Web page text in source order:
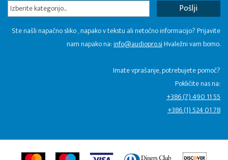
Izberite kategorijo...
Ste našli napačno sliko , napako v tekstu ali netočno informacijo? Prijavite
nam napako na:info@audiopro.siHvaležni vam bomo.
Imate vprašanje, potrebujete pomoč?
Pokličite nas na:
+386 (7) 490 11 55
+386 (1) 524 01 78